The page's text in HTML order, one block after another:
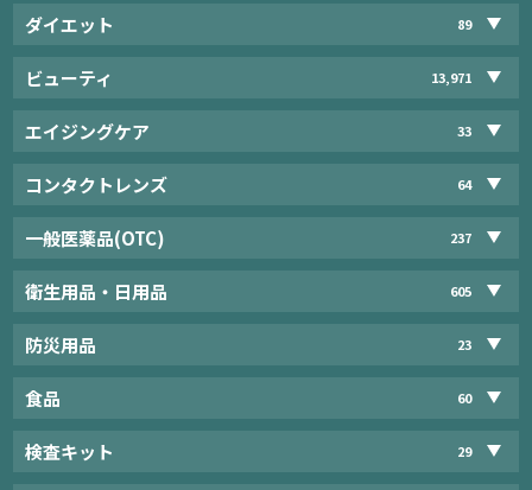
ダイエット 89
ビューティ 13,971
エイジングケア 33
コンタクトレンズ 64
一般医薬品(OTC) 237
衛生用品・日用品 605
防災用品 23
食品 60
検査キット 29